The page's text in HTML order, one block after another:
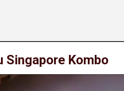
Singapore Kombo